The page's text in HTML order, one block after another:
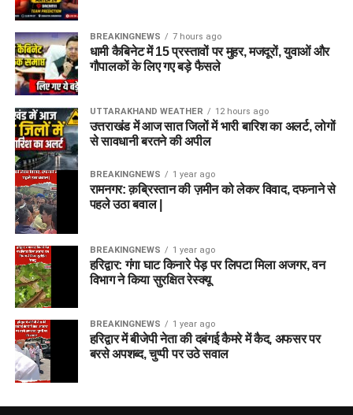
BREAKINGNEWS 7 hours ago
धामी कैबिनेट में 15 प्रस्तावों पर मुहर, मजदूरों, युवाओं और
गौपालकों के लिए गए बड़े फैसले
UTTARAKHAND WEATHER 12 hours ago
उत्तराखंड में आज सात जिलों में भारी बारिश का अलर्ट, लोगों
से सावधानी बरतने की अपील
BREAKINGNEWS 1 year ago
रामनगर: क़ब्रिस्तान की ज़मीन को लेकर विवाद, दफनाने से
पहले उठा बवाल |
BREAKINGNEWS 1 year ago
हरिद्वार: गंगा घाट किनारे पेड़ पर लिपटा मिला अजगर, वन
विभाग ने किया सुरक्षित रेस्क्यू
BREAKINGNEWS 1 year ago
हरिद्वार में बीजेपी नेता की दबंगई कैमरे में कैद, अफसर पर
बरसे अपशब्द, चुप्पी पर उठे सवाल